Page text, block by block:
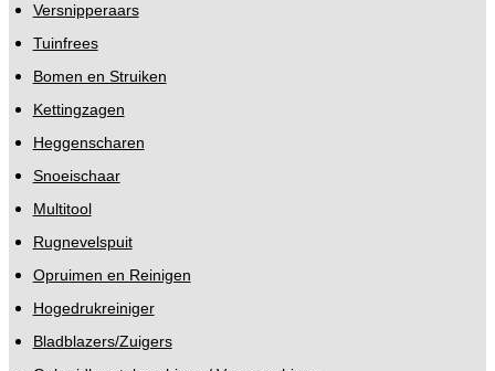
Versnipperaars
Tuinfrees
Bomen en Struiken
Kettingzagen
Heggenscharen
Snoeischaar
Multitool
Rugnevelspuit
Opruimen en Reinigen
Hogedrukreiniger
Bladblazers/Zuigers